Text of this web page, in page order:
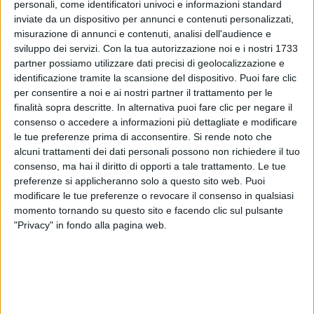
personali, come identificatori univoci e informazioni standard
inviate da un dispositivo per annunci e contenuti personalizzati,
misurazione di annunci e contenuti, analisi dell'audience e
sviluppo dei servizi. Con la tua autorizzazione noi e i nostri 1733
partner possiamo utilizzare dati precisi di geolocalizzazione e
identificazione tramite la scansione del dispositivo. Puoi fare clic
per consentire a noi e ai nostri partner il trattamento per le
finalità sopra descritte. In alternativa puoi fare clic per negare il
consenso o accedere a informazioni più dettagliate e modificare
le tue preferenze prima di acconsentire. Si rende noto che
alcuni trattamenti dei dati personali possono non richiedere il tuo
consenso, ma hai il diritto di opporti a tale trattamento. Le tue
preferenze si applicheranno solo a questo sito web. Puoi
modificare le tue preferenze o revocare il consenso in qualsiasi
momento tornando su questo sito e facendo clic sul pulsante
"Privacy" in fondo alla pagina web.
soprattutto per quanto riguarda “l'approccio
ambientale ”. Organizzeranno non solo “ giornate di
goduria collettiva, ma anche grandi aperture verso
panorami di economia circolare, di comportamenti
ecosostenibili e di equilibrio umanità/pianeta”.
Jova ha sottolineato che lui e Messner condividono
sogno , quello di “ un futuro in cui la presenza
dell’uomo non sia distruttiva per la natura
”. “
Questo
oggi è un sogno realizzabile anche su larga scala,
partendo dai comportamenti dei singoli e di ognuno,
coinvolgendo economia, politiche locali, aziende con
questo tipi di obiettivo”, ha aggiunto. Stando a
Lorenzo, non è solo unsogno realizzabile , ma
anche un sogno che creanuove